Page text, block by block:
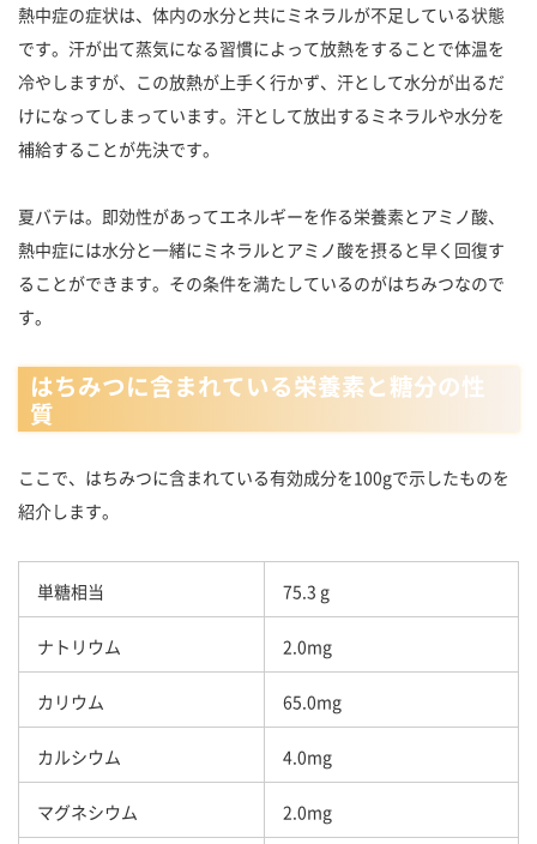
熱中症の症状は、体内の水分と共にミネラルが不足している状態
です。汗が出て蒸気になる習慣によって放熱をすることで体温を
冷やしますが、この放熱が上手く行かず、汗として水分が出るだ
けになってしまっています。汗として放出するミネラルや水分を
補給することが先決です。
夏バテは。即効性があってエネルギーを作る栄養素とアミノ酸、
熱中症には水分と一緒にミネラルとアミノ酸を摂ると早く回復す
ることができます。その条件を満たしているのがはちみつなので
す。
はちみつに含まれている栄養素と糖分の性
質
ここで、はちみつに含まれている有効成分を100gで示したものを
紹介します。
単糖相当 75.3 g
ナトリウム 2.0mg
カリウム 65.0mg
カルシウム 4.0mg
マグネシウム 2.0mg